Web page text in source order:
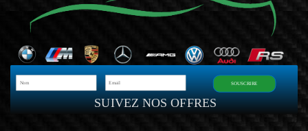
SUIVEZ NOS OFFRES
SOUSCRIRE